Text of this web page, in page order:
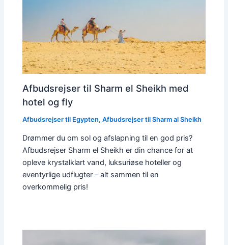
Afbudsrejser til Sharm el Sheikh med
hotel og fly
Afbudsrejser til Egypten,Afbudsrejser til Sharm al Sheikh
Drømmer du om sol og afslapning til en god pris?
Afbudsrejser Sharm el Sheikh er din chance for at
opleve krystalklart vand, luksuriøse hoteller og
eventyrlige udflugter – alt sammen til en
overkommelig pris!